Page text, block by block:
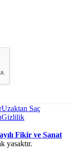
Uzaktan Saç
Gizlilik
Fikir ve Sanat
yasaktır.